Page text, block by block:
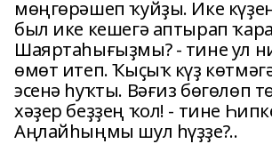
мөңгөрәшеп ҡуйҙы. Ике
был ике кешегә аптырап
Шаяртаһығыҙмы? - тине ул
өмөт итеп. Ҡыҫыҡ күҙ
эсенә һуҡты. Вәғиз бөгөлөп
хәҙер беҙҙең ҡол! - тине
Аңлайһыңмы шул һүҙҙе?..